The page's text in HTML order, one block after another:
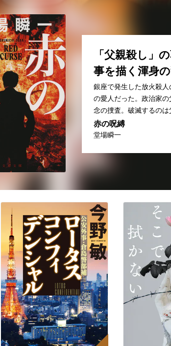
「父親殺し」
事を描く渾身
銀座で発生した放火殺
の愛人だった。政治家
念の捜査。破滅するのは
赤の呪縛
堂場瞬一